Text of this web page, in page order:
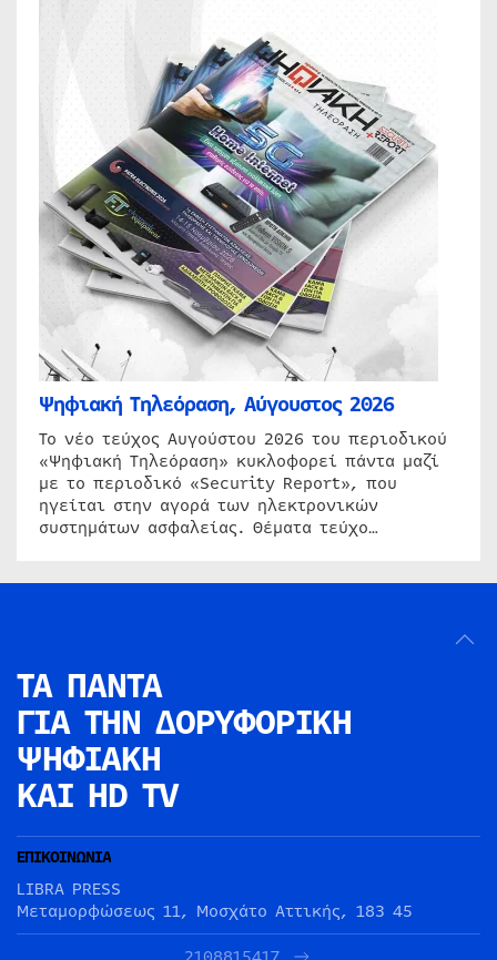
Ψηφιακή Τηλεόραση, Αύγουστος 2026
Το νέο τεύχος Αυγούστου 2026 του περιοδικού
«Ψηφιακή Τηλεόραση» κυκλοφορεί πάντα μαζί
με το περιοδικό «Security Report», που
ηγείται στην αγορά των ηλεκτρονικών
συστημάτων ασφαλείας. Θέματα τεύχο…
ΤΑ ΠΑΝΤΑ
ΓΙΑ ΤΗΝ ΔΟΡΥΦΟΡΙΚΗ
ΨΗΦΙΑΚΗ
ΚΑΙ HD TV
ΕΠΙΚΟΙΝΩΝΙΑ
LIBRA PRESS
Μεταμορφώσεως 11, Μοσχάτο Αττικής, 183 45